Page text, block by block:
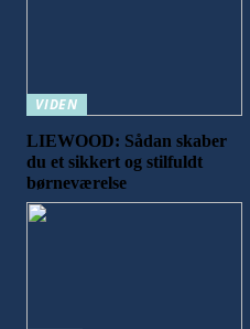
VIDEN
LIEWOOD: Sådan skaber
du et sikkert og stilfuldt
børneværelse